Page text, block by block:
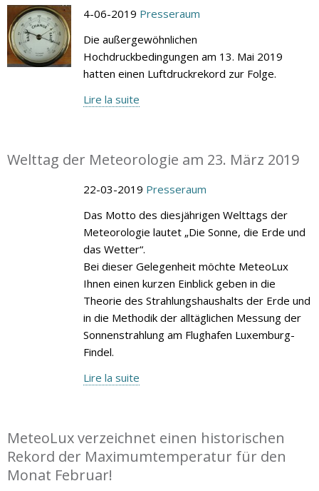
4-06-2019 Presseraum
Die außergewöhnlichen
Hochdruckbedingungen am 13. Mai 2019
hatten einen Luftdruckrekord zur Folge.
Lire la suite
Welttag der Meteorologie am 23. März 2019
22-03-2019 Presseraum
Das Motto des diesjährigen Welttags der
Meteorologie lautet „Die Sonne, die Erde und
das Wetter“.
Bei dieser Gelegenheit möchte MeteoLux
Ihnen einen kurzen Einblick geben in die
Theorie des Strahlungshaushalts der Erde und
in die Methodik der alltäglichen Messung der
Sonnenstrahlung am Flughafen Luxemburg-
Findel.
Lire la suite
MeteoLux verzeichnet einen historischen
Rekord der Maximumtemperatur für den
Monat Februar!